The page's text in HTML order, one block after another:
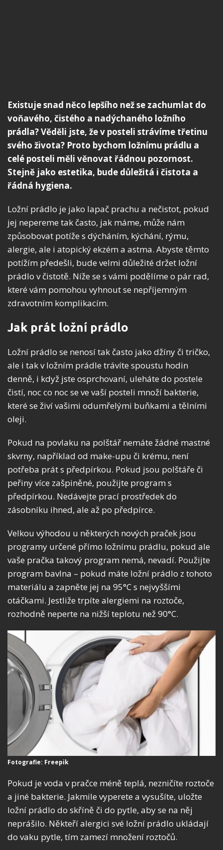
Existuje snad něco lepšího než se zachumlat do
voňavého, čistého a nadýchaného ložního
prádla? Věděli jste, že v posteli strávíme třetinu
svého života? Proto bychom ložnímu prádlu a
celé posteli měli věnovat řádnou pozornost.
Stejně jako estetika, bude důležitá i čistota a
řádná hygiena.
Ložní prádlo je jako lapač prachu a nečistot, pokud
jej nepereme tak často, jak máme, může nám
způsobovat potíže s dýcháním, kýchání, rýmu,
alergie, ale i atopický ekzém a astma. Abyste těmto
potížím předešli, bude velmi důležité držet ložní
prádlo v čistotě. Níže se s vámi podělíme o pár rad,
které vám pomohou vyhnout se nepříjemným
zdravotním komplikacím.
Jak prát ložní prádlo
Ložní prádlo se nenosí tak často jako džíny či tričko,
ale i tak v ložním prádle trávíte spoustu hodin
denně, i když jste osprchovaní, uleháte do postele
čistí, noc co noc se ve vaší posteli množí bakterie,
které se živí vašimi odumřelými buňkami a tělními
oleji.
Pokud na povlaku na polštář nemáte žádné mastné
skvrny, například od make-upu či krému, není
potřeba prát s předpírkou. Pokud jsou polštáře či
peřiny více zašpiněné, použijte program s
předpírkou. Nedávejte prací prostředek do
zásobníku ihned, ale až po předpírce.
Velkou výhodou u některých nových praček jsou
programy určené přímo ložnímu prádlu, pokud ale
vaše pračka takový program nemá, nevadí. Použijte
program bavlna – pokud máte ložní prádlo z tohoto
materiálu a zapněte jej na 95°C s nejvyššími
otáčkami. Jestliže trpíte alergiemi na roztoče,
rozhodně neperte na nižší teplotu než 90°C.
Fotografie: Freepik
Pokud je voda v pračce méně teplá, nezničíte roztoče
a jiné bakterie. Jakmile vyperete a vysušíte, uložte
ložní prádlo do skříně či do pytle, aby se na něj
neprášilo. Někteří alergici své ložní prádlo ukládají
do vaku pytle, tím zamezí množení roztočů.